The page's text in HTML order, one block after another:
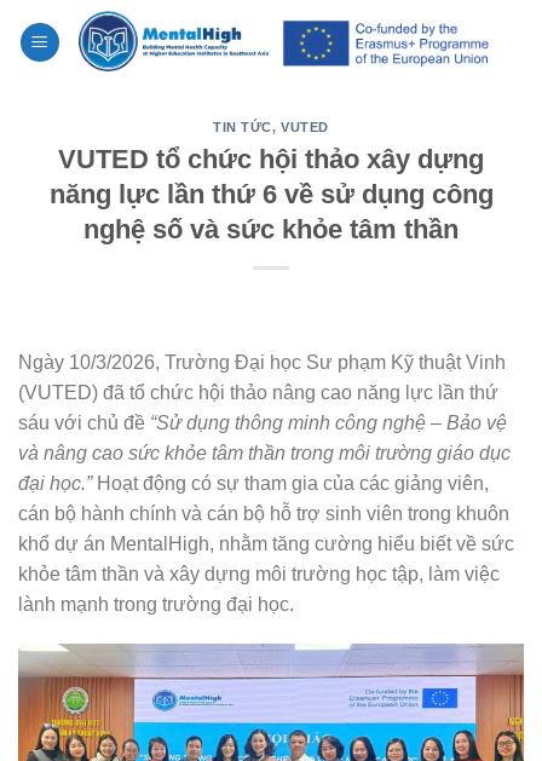
TIN TỨC,VUTED
VUTED tổ chức hội thảo xây dựng
năng lực lần thứ 6 về sử dụng công
nghệ số và sức khỏe tâm thần
Ngày 10/3/2026, Trường Đại học Sư phạm Kỹ thuật Vinh
(VUTED) đã tổ chức hội thảo nâng cao năng lực lần thứ
sáu với chủ đề “Sử dụng thông minh công nghệ – Bảo vệ
và nâng cao sức khỏe tâm thần trong môi trường giáo dục
đại học.”Hoạt động có sự tham gia của các giảng viên,
cán bộ hành chính và cán bộ hỗ trợ sinh viên trong khuôn
khổ dự án MentalHigh, nhằm tăng cường hiểu biết về sức
khỏe tâm thần và xây dựng môi trường học tập, làm việc
lành mạnh trong trường đại học.